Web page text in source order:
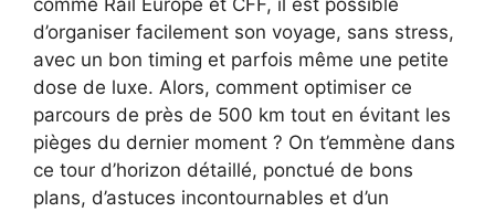
d’organiser facilement son voyage, sans stress,
avec un bon timing et parfois même une petite
dose de luxe. Alors, comment optimiser ce
parcours de près de 500 km tout en évitant les
pièges du dernier moment ? On t’emmène dans
ce tour d’horizon détaillé, ponctué de bons
plans, d’astuces incontournables et d’un